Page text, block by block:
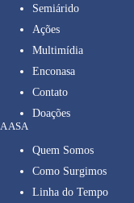
Semiárido
Ações
Multimídia
Enconasa
Contato
Doações
A ASA
Quem Somos
Como Surgimos
Linha do Tempo